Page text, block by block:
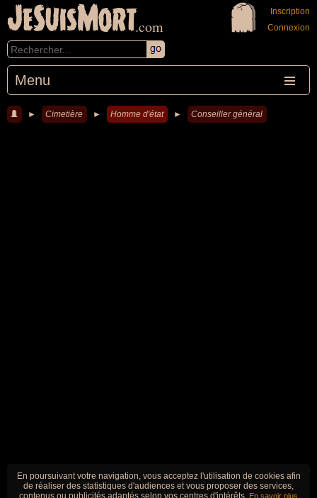
JeSuisMort.com
Menu
Inscription
Connexion
► Cimetière ► Homme d'état ► Conseiller général
En poursuivant votre navigation, vous acceptez l'utilisation de cookies afin
de réaliser des statistiques d'audiences et vous proposer des services,
contenus ou publicités adaptés selon vos centres d'intérêts. En savoir plus